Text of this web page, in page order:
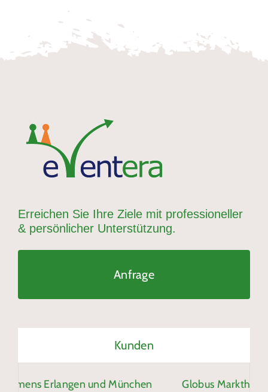
Erreichen Sie Ihre Ziele mit professioneller
& persönlicher Unterstützung.
Anfrage
Kunden
und München Globus Markthallen